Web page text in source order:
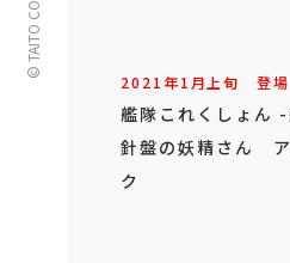
2021年1月上旬 登場
艦隊これくしょ
針盤の妖精さん ア
ク